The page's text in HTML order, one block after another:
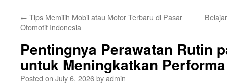
← Tips Memilih Mobil atau Motor Terbaru di Pasar
Otomotif Indonesia
Pentingnya Perawatan Rutin
untuk Meningkatkan
Posted on July 6, 2026byadmin